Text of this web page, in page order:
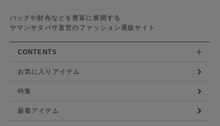
バッグや財布などを豊富に展開する
サマンサタバサ直営のファッション通販サイト
CONTENTS
お気に入りアイテム
特集
新着アイテム